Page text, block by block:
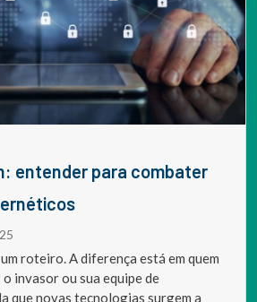
roteiro. A diferença está em quem
invasor ou sua equipe de
que novas tecnologias surgem a